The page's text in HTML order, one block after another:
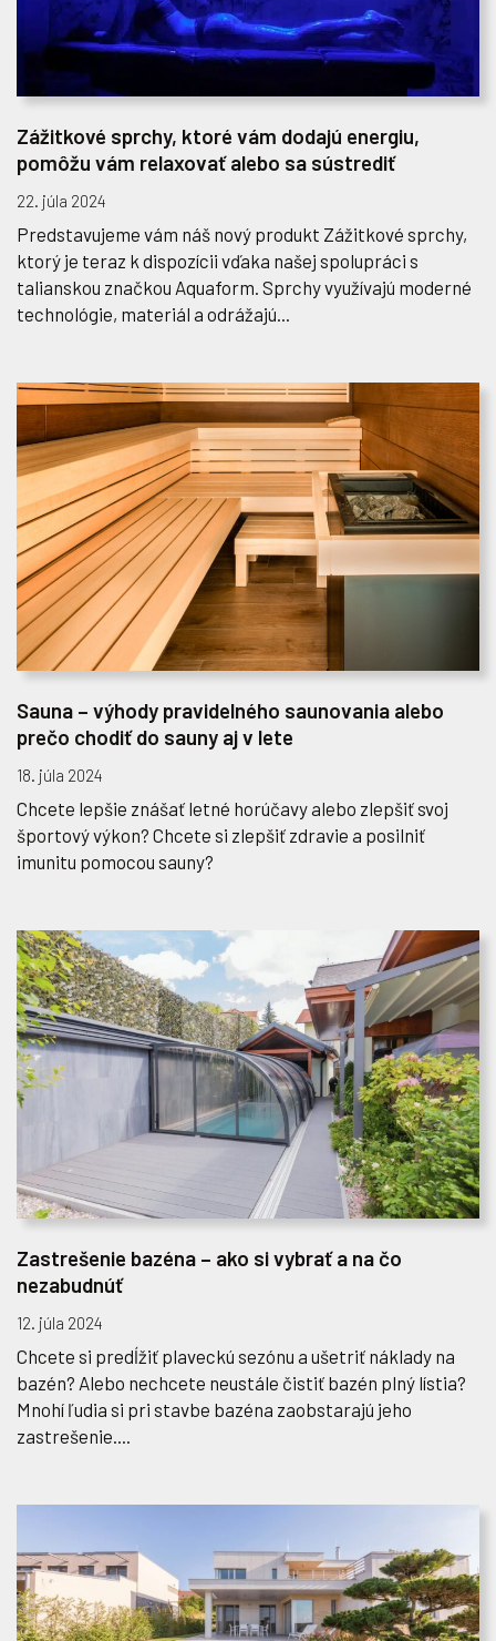
Zážitkové sprchy, ktoré vám dodajú energiu,
pomôžu vám relaxovať alebo sa sústrediť
22. júla 2024
Predstavujeme vám náš nový produkt Zážitkové sprchy,
ktorý je teraz k dispozícii vďaka našej spolupráci s
talianskou značkou Aquaform. Sprchy využívajú moderné
technológie, materiál a odrážajú...
Sauna – výhody pravidelného saunovania alebo
prečo chodiť do sauny aj v lete
18. júla 2024
Chcete lepšie znášať letné horúčavy alebo zlepšiť svoj
športový výkon? Chcete si zlepšiť zdravie a posilniť
imunitu pomocou sauny?
Zastrešenie bazéna – ako si vybrať a na čo
nezabudnúť
12. júla 2024
Chcete si predĺžiť plaveckú sezónu a ušetriť náklady na
bazén? Alebo nechcete neustále čistiť bazén plný lístia?
Mnohí ľudia si pri stavbe bazéna zaobstarajú jeho
zastrešenie....